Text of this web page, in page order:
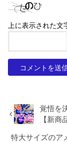
上に表示された文
覚悟を
【新商
特大サイズのア